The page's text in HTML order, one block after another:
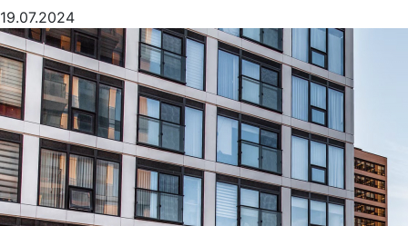
19.07.2024